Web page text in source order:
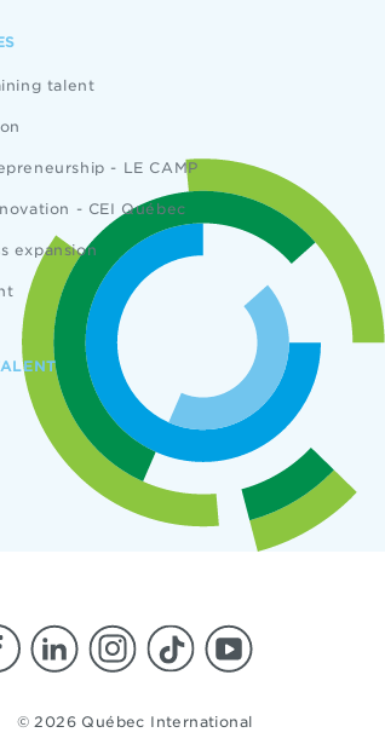
talent
- LE CAMP
- CEI Québec
expansion
© 2026 Québec International